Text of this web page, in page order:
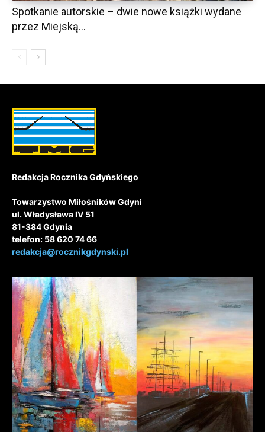
Spotkanie autorskie – dwie nowe książki wydane
przez Miejską...
Redakcja Rocznika Gdyńskiego
Towarzystwo Miłośników Gdyni
ul. Władysława IV 51
81-384 Gdynia
telefon: 58 620 74 66
redakcja@rocznikgdynski.pl